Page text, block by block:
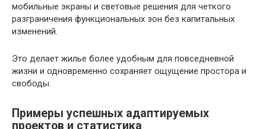
мобильные экраны и световые решения для четкого
разграничения функциональных зон без капитальных
изменений.
Это делает жилье более удобным для повседневной
жизни и одновременно сохраняет ощущение простора и
свободы.
Примеры успешных адаптируемых
проектов и статистика